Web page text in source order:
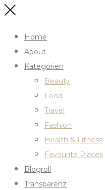
Home
About
Kategorien
Beauty
Food
Travel
Fashion
Health & Fitness
Favourite Places
Blogroll
Transparenz